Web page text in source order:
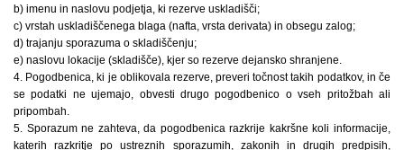
b) imenu in naslovu podjetja, ki rezerve uskladišči;
c) vrstah uskladiščenega blaga (nafta, vrsta derivata) in obsegu zalog;
d) trajanju sporazuma o skladiščenju;
e) naslovu lokacije (skladišče), kjer so rezerve dejansko shranjene.
4. Pogodbenica, ki je oblikovala rezerve, preveri točnost takih podatkov, in če
se podatki ne ujemajo, obvesti drugo pogodbenico o vseh pritožbah ali
pripombah.
5. Sporazum ne zahteva, da pogodbenica razkrije kakršne koli informacije,
katerih razkritje po ustreznih sporazumih, zakonih in drugih predpisih,